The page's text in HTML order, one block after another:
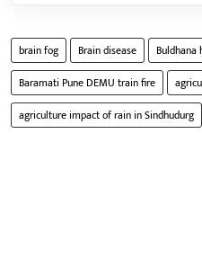
brain fog Brain disease
Baramati Pune DEMU train fire
agriculture impact of rain in Sindhudurg